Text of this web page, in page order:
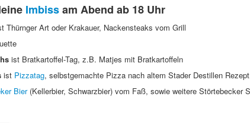
Imbissam Abend ab 18 Uhr
Thürnger Art oder Krakauer, Nackensteaks vom Grill
ist Bratkartoffel-Tag, z.B. Matjes mit Bratkartoffeln
ist Pizzatag, selbstgemachte Pizza nach altem Stader Destillen
Bier(Kellerbier, Schwarzbier) vom Faß, sowie weitere Störtebecker